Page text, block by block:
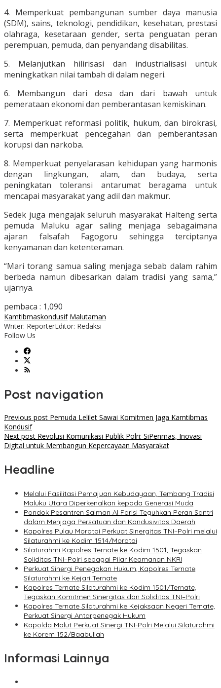
4. Memperkuat pembangunan sumber daya manusia
(SDM), sains, teknologi, pendidikan, kesehatan, prestasi
olahraga, kesetaraan gender, serta penguatan peran
perempuan, pemuda, dan penyandang disabilitas.
5. Melanjutkan hilirisasi dan industrialisasi untuk
meningkatkan nilai tambah di dalam negeri.
6. Membangun dari desa dan dari bawah untuk
pemerataan ekonomi dan pemberantasan kemiskinan.
7. Memperkuat reformasi politik, hukum, dan birokrasi,
serta memperkuat pencegahan dan pemberantasan
korupsi dan narkoba.
8. Memperkuat penyelarasan kehidupan yang harmonis
dengan lingkungan, alam, dan budaya, serta
peningkatan toleransi antarumat beragama untuk
mencapai masyarakat yang adil dan makmur.
Sedek juga mengajak seluruh masyarakat Halteng serta
pemuda Maluku agar saling menjaga sebagaimana
ajaran falsafah Fagogoru sehingga terciptanya
kenyamanan dan ketenteraman.
“Mari torang samua saling menjaga sebab dalam rahim
berbeda namun dibesarkan dalam tradisi yang sama,”
ujarnya.
pembaca : 1,090
Kamtibmaskondusif Malutaman
Writer: ReporterEditor: Redaksi
Follow Us
Post navigation
Previous post Pemuda Lelilet Sawai Komitmen Jaga Kamtibmas
Kondusif
Next post Revolusi Komunikasi Publik Polri: SiPenmas, Inovasi
Digital untuk Membangun Kepercayaan Masyarakat
Headline
Melalui Fasilitasi Pemajuan Kebudayaan, Tembang Tradisi
Maluku Utara Diperkenalkan kepada Generasi Muda
Pondok Pesantren Salman Al Farisi Teguhkan Peran Santri
dalam Menjaga Persatuan dan Kondusivitas Daerah
Kapolres Pulau Morotai Perkuat Sinergitas TNI–Polri melalui
Silaturahmi ke Kodim 1514/Morotai
Silaturahmi Kapolres Ternate ke Kodim 1501, Tegaskan
Soliditas TNI–Polri sebagai Pilar Keamanan NKRI
Perkuat Sinergi Penegakan Hukum, Kapolres Ternate
Silaturahmi ke Kejari Ternate
Kapolres Ternate Silaturahmi ke Kodim 1501/Ternate,
Tegaskan Komitmen Sinergitas dan Soliditas TNI–Polri
Kapolres Ternate Silaturahmi ke Kejaksaan Negeri Ternate,
Perkuat Sinergi Antarpenegak Hukum
Kapolda Malut Perkuat Sinergi TNI-Polri Melalui Silaturahmi
ke Korem 152/Baabullah
Informasi Lainnya